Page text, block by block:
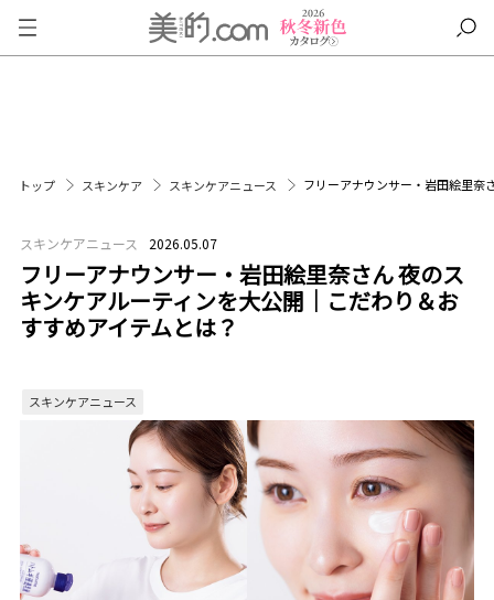
トップ スキンケア スキンケアニュース フリーアナウンサー・岩田絵里奈
スキンケアニュース 2026.05.07
フリーアナウンサー・岩田絵里奈さん 夜のス
キンケアルーティンを大公開｜こだわり＆お
すすめアイテムとは？
スキンケアニュース